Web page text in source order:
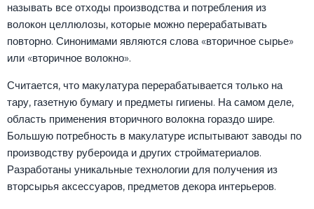
называть все отходы производства и потребления из
волокон целлюлозы, которые можно перерабатывать
повторно. Синонимами являются слова «вторичное сырье»
или «вторичное волокно».
Считается, что макулатура перерабатывается только на
тару, газетную бумагу и предметы гигиены. На самом деле,
область применения вторичного волокна гораздо шире.
Большую потребность в макулатуре испытывают заводы по
производству рубероида и других стройматериалов.
Разработаны уникальные технологии для получения из
вторсырья аксессуаров, предметов декора интерьеров.